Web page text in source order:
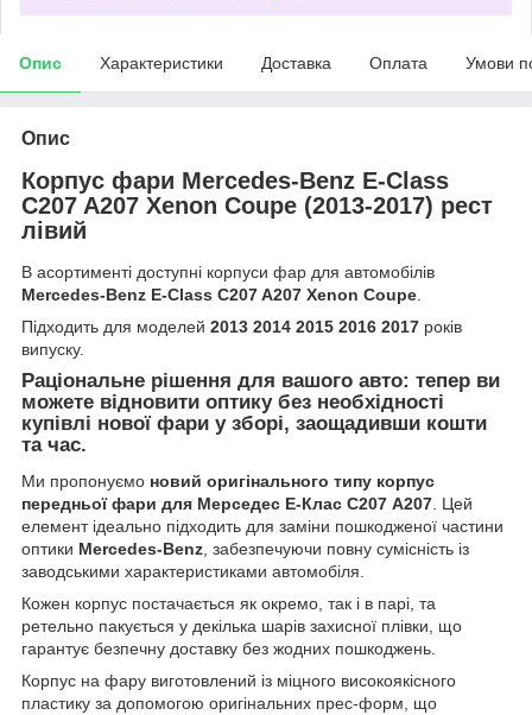
Опис Характеристики Доставка Оплата Умови
Опис
Корпус фари Mercedes-Benz E-Class
C207 A207 Xenon Coupe (2013-2017) рест
лівий
В асортименті доступні корпуси фар для автомобілів
Mercedes-Benz E-Class C207 A207 Xenon Coupe.
Підходить для моделей 2013 2014 2015 2016 2017 років
випуску.
Раціональне рішення для вашого авто: тепер ви
можете відновити оптику без необхідності
купівлі нової фари у зборі, заощадивши кошти
та час.
Ми пропонуємо новий оригінального типу корпус
передньої фари для Мерседес Е-Клас С207 А207. Цей
елемент ідеально підходить для заміни пошкодженої частини
оптики Mercedes-Benz, забезпечуючи повну сумісність із
заводськими характеристиками автомобіля.
Кожен корпус постачається як окремо, так і в парі, та
ретельно пакується у декілька шарів захисної плівки, що
гарантує безпечну доставку без жодних пошкоджень.
Корпус на фару виготовлений із міцного високоякісного
пластику за допомогою оригінальних прес-форм, що